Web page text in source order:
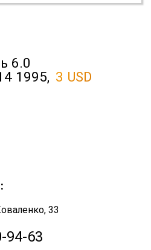
6.0
1995, 3 USD
33
94-63